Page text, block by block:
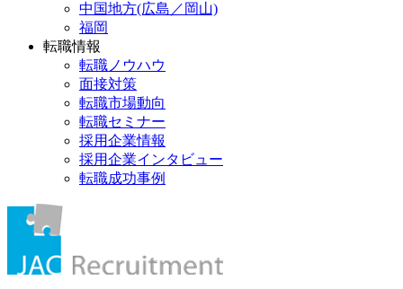
中国地方(広島／岡山)
福岡
転職情報
転職ノウハウ
面接対策
転職市場動向
転職セミナー
採用企業情報
採用企業インタビュー
転職成功事例